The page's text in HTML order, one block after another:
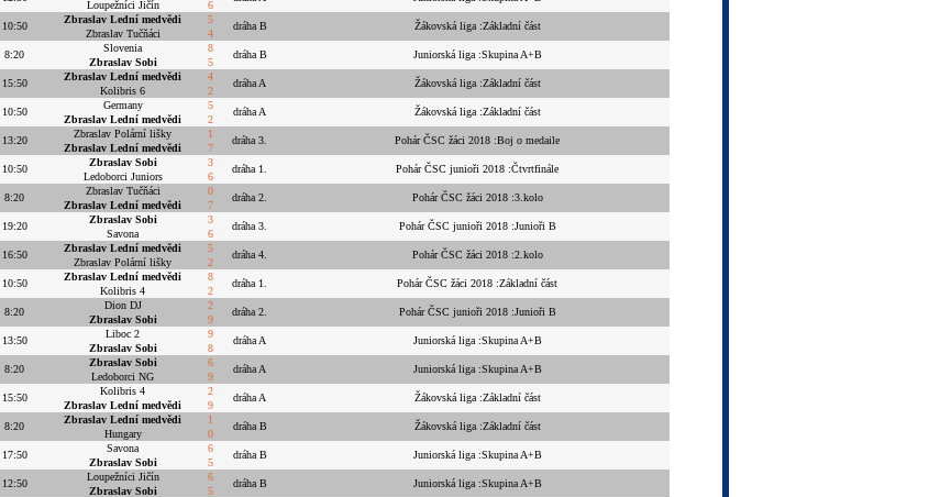
Loupežníci Jičín
6
10:50
Zbraslav Lední medvědi 5
dráha B Žákovská liga :Základní část
Zbraslav Tučňáci
4
8:20
Slovenia 8
dráha B Juniorská liga :Skupina A+B
Zbraslav Sobi
5
15:50
Zbraslav Lední medvědi 4
dráha A Žákovská liga :Základní část
Kolibris 6
2
10:50
Germany 5
dráha A Žákovská liga :Základní část
Zbraslav Lední medvědi
2
13:20
Zbraslav Polární lišky 1
dráha 3. Pohár ČSC žáci 2018 :Boj o medaile
Zbraslav Lední medvědi
7
10:50
Zbraslav Sobi 3
dráha 1. Pohár ČSC junioři 2018 :Čtvrtfinále
Ledoborci Juniors
6
8:20
Zbraslav Tučňáci 0
dráha 2. Pohár ČSC žáci 2018 :3.kolo
Zbraslav Lední medvědi
7
19:20
Zbraslav Sobi 3
dráha 3. Pohár ČSC junioři 2018 :Junioři B
Savona
6
16:50
Zbraslav Lední medvědi 5
dráha 4. Pohár ČSC žáci 2018 :2.kolo
Zbraslav Polární lišky
2
10:50
Zbraslav Lední medvědi 8
dráha 1. Pohár ČSC žáci 2018 :Základní část
Kolibris 4
2
8:20
Dion DJ 2
dráha 2. Pohár ČSC junioři 2018 :Junioři B
Zbraslav Sobi
9
13:50
Liboc 2 9
dráha A Juniorská liga :Skupina A+B
Zbraslav Sobi
8
8:20
Zbraslav Sobi 6
dráha A Juniorská liga :Skupina A+B
Ledoborci NG
9
15:50
Kolibris 4 2
dráha A Žákovská liga :Základní část
Zbraslav Lední medvědi
9
8:20
Zbraslav Lední medvědi 1
dráha B Žákovská liga :Základní část
Hungary
0
17:50
Savona 6
dráha B Juniorská liga :Skupina A+B
Zbraslav Sobi
5
12:50
Loupežníci Jičín 6
dráha B Juniorská liga :Skupina A+B
Zbraslav Sobi
5